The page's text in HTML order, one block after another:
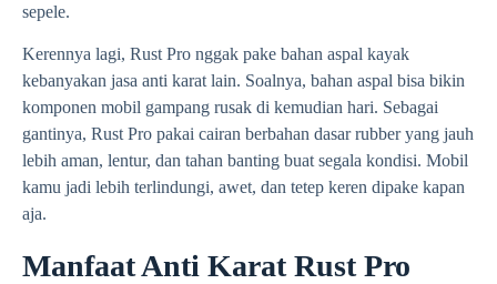
sepele.
Kerennya lagi, Rust Pro nggak pake bahan aspal kayak
kebanyakan jasa anti karat lain. Soalnya, bahan aspal bisa bikin
komponen mobil gampang rusak di kemudian hari. Sebagai
gantinya, Rust Pro pakai cairan berbahan dasar rubber yang jauh
lebih aman, lentur, dan tahan banting buat segala kondisi. Mobil
kamu jadi lebih terlindungi, awet, dan tetep keren dipake kapan
aja.
Manfaat Anti Karat Rust Pro